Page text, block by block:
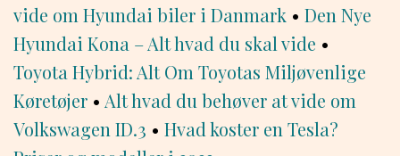
vide om Hyundai biler i Danmark • Den Nye
Hyundai Kona – Alt hvad du skal vide •
Toyota Hybrid: Alt Om Toyotas Miljøvenlige
Køretøjer • Alt hvad du behøver at vide om
Volkswagen ID.3 • Hvad koster en Tesla?